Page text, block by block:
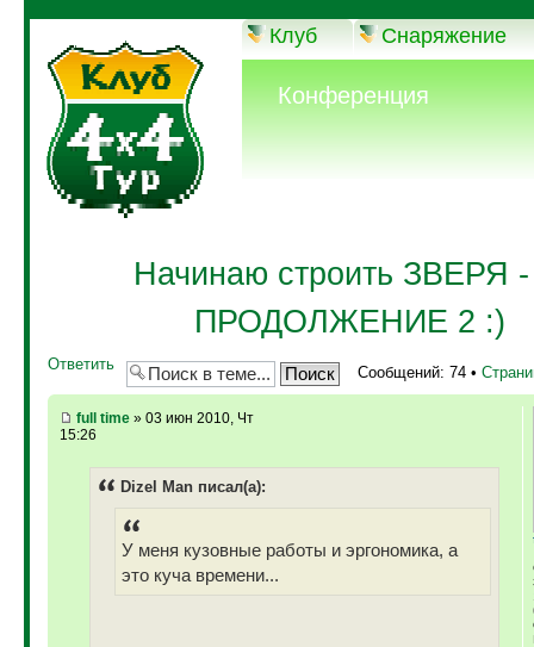
Клуб Снаряжение
Конференция
Начинаю строить ЗВЕРЯ
ПРОДОЛЖЕНИЕ 2 :)
Ответить Сообщений: 74 •
full time» 03 июн 2010, Чт
15:26
Dizel Man писал(а):
У меня кузовные работы и эргономика, а
это куча времени...